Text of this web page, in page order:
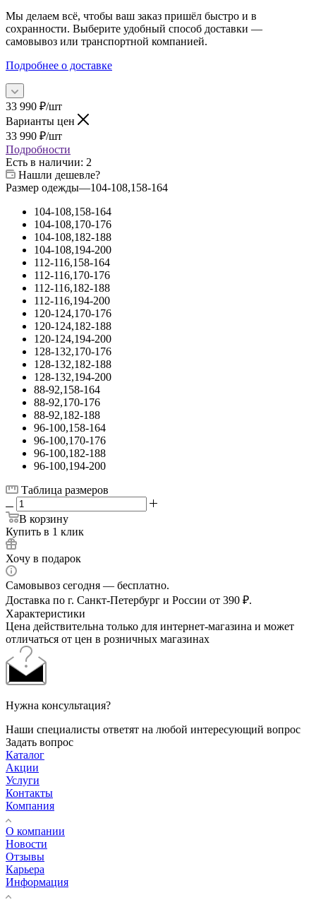
Мы делаем всё, чтобы ваш заказ пришёл быстро и в
сохранности. Выберите удобный способ доставки —
самовывоз или транспортной компанией.
Подробнее о доставке
33 990 ₽/шт
Варианты цен
33 990 ₽/шт
Подробности
Есть в наличии: 2
Нашли дешевле?
Размер одежды—104-108,158-164
104-108,158-164
104-108,170-176
104-108,182-188
104-108,194-200
112-116,158-164
112-116,170-176
112-116,182-188
112-116,194-200
120-124,170-176
120-124,182-188
120-124,194-200
128-132,170-176
128-132,182-188
128-132,194-200
88-92,158-164
88-92,170-176
88-92,182-188
96-100,158-164
96-100,170-176
96-100,182-188
96-100,194-200
Таблица размеров
В корзину
Купить в 1 клик
Хочу в подарок
Самовывоз сегодня — бесплатно.
Доставка по г. Санкт-Петербург и России от 390 ₽.
Характеристики
Цена действительна только для интернет-магазина и может
отличаться от цен в розничных магазинах
Нужна консультация?
Наши специалисты ответят на любой интересующий вопрос
Задать вопрос
Каталог
Акции
Услуги
Контакты
Компания
О компании
Новости
Отзывы
Карьера
Информация